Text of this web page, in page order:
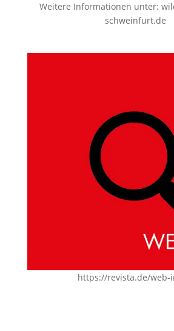
Weitere Informationen unter:
schweinfurt.de
https://revista.de/web-